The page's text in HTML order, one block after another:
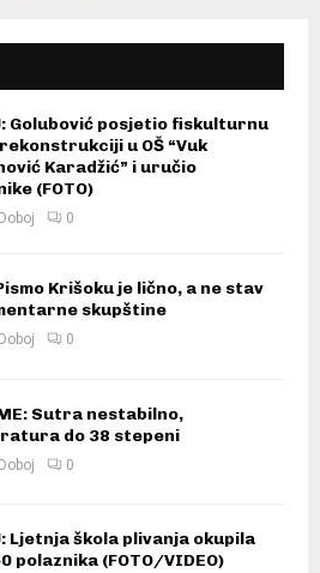
Golubović posjetio fiskulturnu
u OŠ “Vuk
Karadžić” i uručio
(FOTO)
0
Krišoku je lično, a ne stav
skupštine
0
Sutra nestabilno,
do 38 stepeni
0
Ljetnja škola plivanja okupila
polaznika (FOTO/VIDEO)